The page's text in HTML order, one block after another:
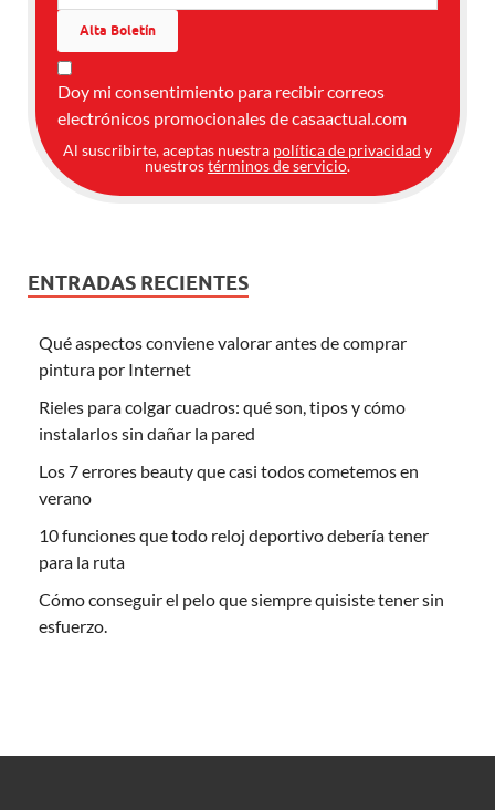
Doy mi consentimiento para recibir correos
electrónicos promocionales de casaactual.com
Al suscribirte, aceptas nuestra política de privacidad y
nuestrostérminos de servicio.
ENTRADAS RECIENTES
Qué aspectos conviene valorar antes de comprar
pintura por Internet
Rieles para colgar cuadros: qué son, tipos y cómo
instalarlos sin dañar la pared
Los 7 errores beauty que casi todos cometemos en
verano
10 funciones que todo reloj deportivo debería tener
para la ruta
Cómo conseguir el pelo que siempre quisiste tener sin
esfuerzo.